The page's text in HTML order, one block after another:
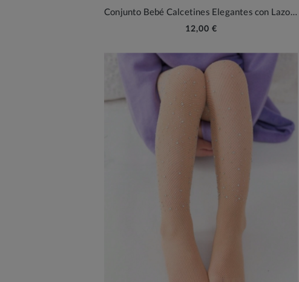
Conjunto Bebé Calcetines Elegantes con Lazos y Turbante de Algodón
12,00 €